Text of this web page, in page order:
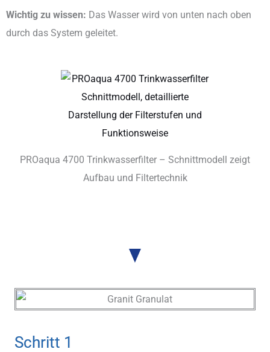
Wichtig zu wissen: Das Wasser wird von unten nach oben
durch das System geleitet.
PROaqua 4700 Trinkwasserfilter – Schnittmodell zeigt
Aufbau und Filtertechnik
Schritt 1